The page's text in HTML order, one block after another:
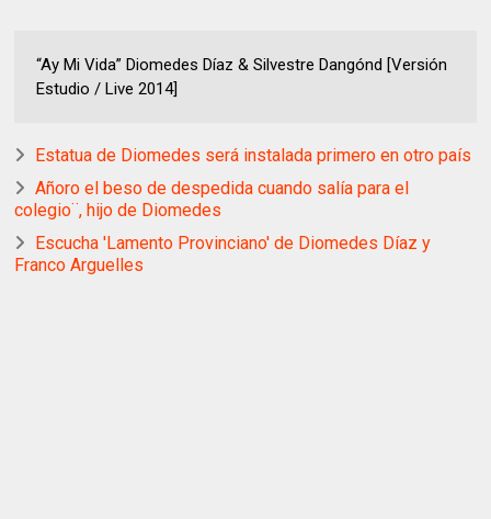
“Ay Mi Vida” Diomedes Díaz & Silvestre Dangónd [Versión
Estudio / Live 2014]
Estatua de Diomedes será instalada primero en otro país
Añoro el beso de despedida cuando salía para el
colegio¨, hijo de Diomedes
Escucha 'Lamento Provinciano' de Diomedes Díaz y
Franco Arguelles